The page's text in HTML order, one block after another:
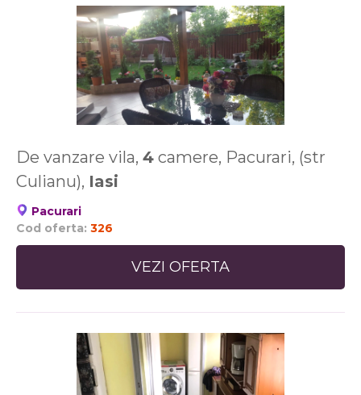
De vanzare vila, 4 camere, Pacurari, (str
Culianu), Iasi
Pacurari
Cod oferta: 326
VEZI OFERTA